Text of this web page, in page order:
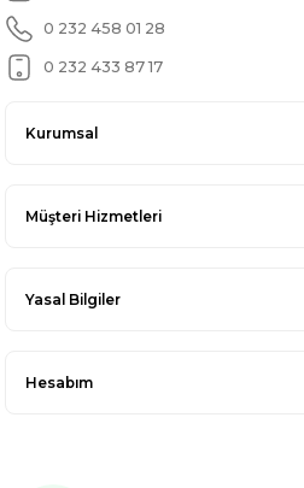
0 232 458 01 28
0 232 433 87 17
Kurumsal
Müşteri Hizmetleri
Yasal Bilgiler
Hesabım